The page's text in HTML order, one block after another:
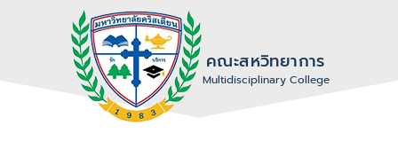
คณะสหวิทยาการ
Multidisciplinary College